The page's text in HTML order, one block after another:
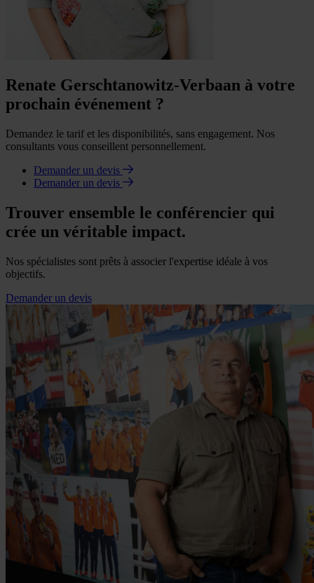
Renate Gerschtanowitz-Verbaan à votre
prochain événement ?
Demandez le tarif et les disponibilités, sans engagement. Nos
consultants vous conseillent personnellement.
Demander un devis
Demander un devis
Trouver ensemble le conférencier qui
crée un véritable impact.
Nos spécialistes sont prêts à associer l'expertise idéale à vos
objectifs.
Demander un devis